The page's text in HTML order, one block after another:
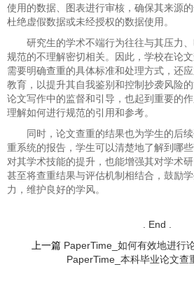
使用的数据、图表进行审核，确保其来源
杜绝虚假数据或未经授权的数据使用。
研究生的学术不端行为往往与其压力
规范的不理解密切相关。因此，学校在论
需要明确查重的具体标准和处理方式，还
教育，以提升其自我鉴别和控制抄袭风险
论文写作中的监督和引导，也起到重要的
理解如何进行规范的引用和参考。
同时，论文查重的结果也为学生的后
重系统的报告，学生可以清楚地了解到哪
对其学术技能的提升，也能增强其对学术
甚至将查重结果与评估机制相结合，鼓励
力，维护良好的学风。
. End .
上一篇 PaperTime_如何有效地进行
PaperTime_本科毕业论文查